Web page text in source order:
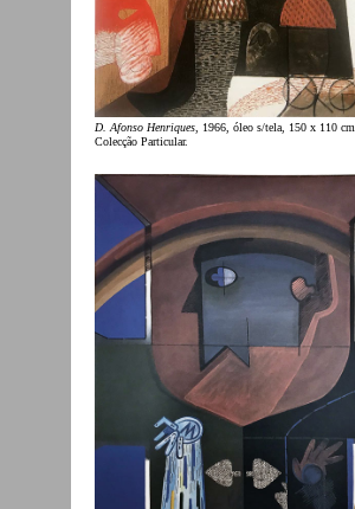
D. Afonso Henriques , 1966, óleo s/tela, 150 x 110 cm.
Colecção Particular.